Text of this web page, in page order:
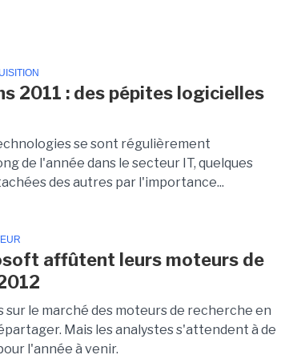
2011 : des pépites logicielles
se sont régulièrement
de l'année dans le secteur IT, quelques
des autres par l'importance...
affûtent leurs moteurs de
sur le marché des moteurs de recherche en
Mais les analystes s'attendent à de
l'année à venir.